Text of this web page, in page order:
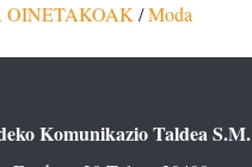
OINETAKOAK /Moda
Komunikazio Taldea S.M.